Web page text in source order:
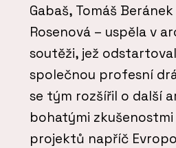
Gabaš, Tomáš Beránek
Rosenová – uspěla v
soutěži, jež
společnou profesní
se tým rozšířil o další
bohatými
projektů napříč